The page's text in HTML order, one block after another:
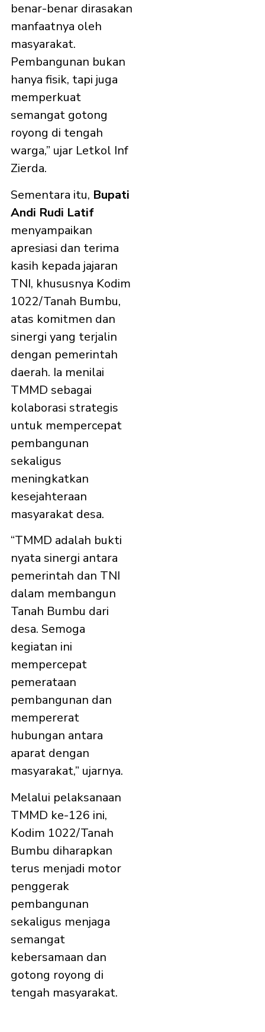
benar-benar dirasakan
manfaatnya oleh
masyarakat.
Pembangunan bukan
hanya fisik, tapi juga
memperkuat
semangat gotong
royong di tengah
warga,” ujar Letkol Inf
Zierda.
Sementara itu, Bupati
Andi Rudi Latif
menyampaikan
apresiasi dan terima
kasih kepada jajaran
TNI, khususnya Kodim
1022/Tanah Bumbu,
atas komitmen dan
sinergi yang terjalin
dengan pemerintah
daerah. Ia menilai
TMMD sebagai
kolaborasi strategis
untuk mempercepat
pembangunan
sekaligus
meningkatkan
kesejahteraan
masyarakat desa.
“TMMD adalah bukti
nyata sinergi antara
pemerintah dan TNI
dalam membangun
Tanah Bumbu dari
desa. Semoga
kegiatan ini
mempercepat
pemerataan
pembangunan dan
mempererat
hubungan antara
aparat dengan
masyarakat,” ujarnya.
Melalui pelaksanaan
TMMD ke-126 ini,
Kodim 1022/Tanah
Bumbu diharapkan
terus menjadi motor
penggerak
pembangunan
sekaligus menjaga
semangat
kebersamaan dan
gotong royong di
tengah masyarakat.